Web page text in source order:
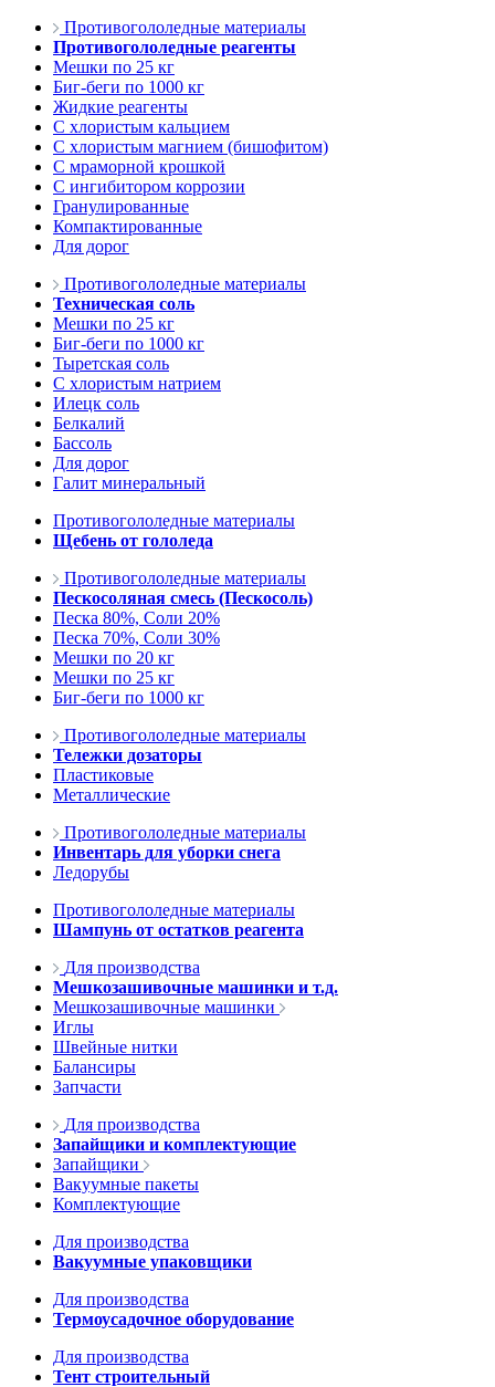
Противогололедные материалы
Противогололедные реагенты
Мешки по 25 кг
Биг-беги по 1000 кг
Жидкие реагенты
С хлористым кальцием
С хлористым магнием (бишофитом)
С мраморной крошкой
С ингибитором коррозии
Гранулированные
Компактированные
Для дорог
Противогололедные материалы
Техническая соль
Мешки по 25 кг
Биг-беги по 1000 кг
Тыретская соль
С хлористым натрием
Илецк соль
Белкалий
Бассоль
Для дорог
Галит минеральный
Противогололедные материалы
Щебень от гололеда
Противогололедные материалы
Пескосоляная смесь (Пескосоль)
Песка 80%, Соли 20%
Песка 70%, Соли 30%
Мешки по 20 кг
Мешки по 25 кг
Биг-беги по 1000 кг
Противогололедные материалы
Тележки дозаторы
Пластиковые
Металлические
Противогололедные материалы
Инвентарь для уборки снега
Ледорубы
Противогололедные материалы
Шампунь от остатков реагента
Для производства
Мешкозашивочные машинки и т.д.
Мешкозашивочные машинки
Иглы
Швейные нитки
Балансиры
Запчасти
Для производства
Запайщики и комплектующие
Запайщики
Вакуумные пакеты
Комплектующие
Для производства
Вакуумные упаковщики
Для производства
Термоусадочное оборудование
Для производства
Тент строительный